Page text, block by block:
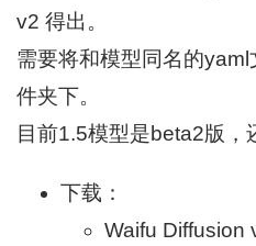
v2 得出。
需要将和模型同名的
件夹下。
目前1.5模型是beta2版，
下载：
Waifu Diffusion